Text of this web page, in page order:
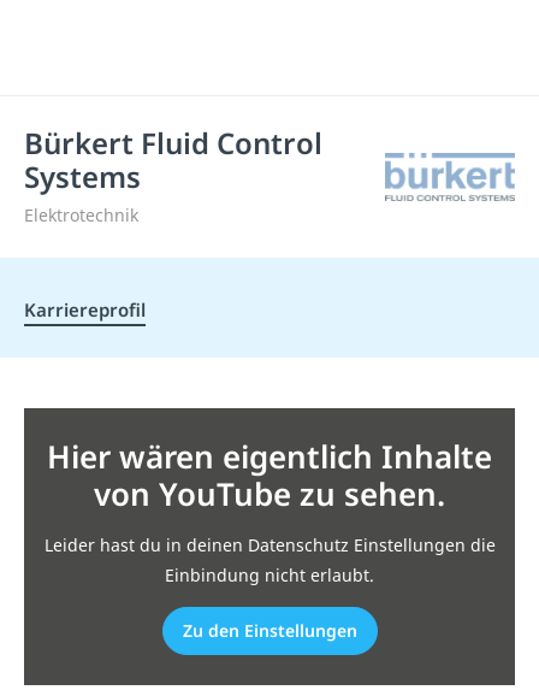
Bürkert Fluid Control
Systems
Elektrotechnik
Karriereprofil
Hier wären eigentlich Inhalte
von YouTube zu sehen.
Leider hast du in deinen Datenschutz Einstellungen die
Einbindung nicht erlaubt.
Zu den Einstellungen